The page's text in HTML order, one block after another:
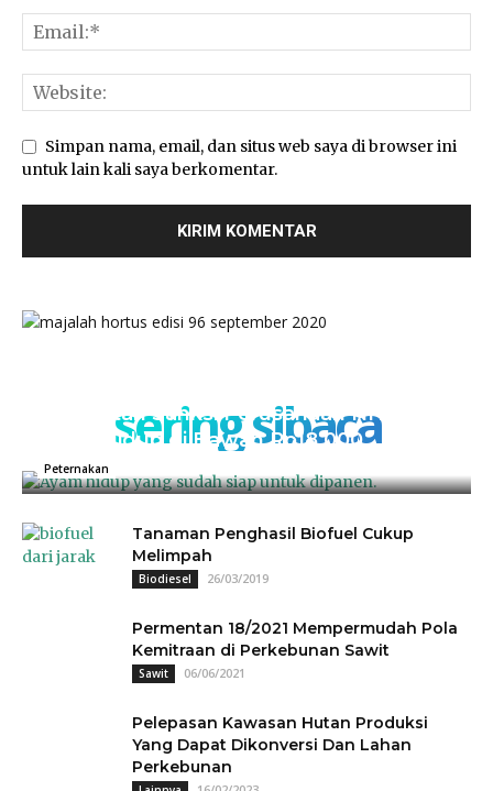
Simpan nama, email, dan situs web saya di browser ini
untuk lain kali saya berkomentar.
sering sibaca
Kementan Sanksi Perusahaan NH, Jual
Ayam Hidup di Bawah Rp18.000
Peternakan
Tanaman Penghasil Biofuel Cukup
Melimpah
Biodiesel 26/03/2019
Permentan 18/2021 Mempermudah Pola
Kemitraan di Perkebunan Sawit
Sawit 06/06/2021
Pelepasan Kawasan Hutan Produksi
Yang Dapat Dikonversi Dan Lahan
Perkebunan